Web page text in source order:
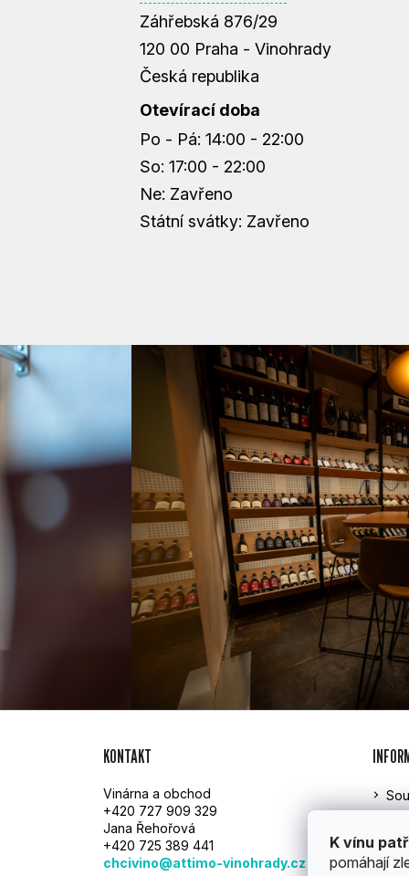
K vínu
pomáhají
Záhřebská 876/29
120 00 Praha - Vinohrady
Česká republika
Otevírací doba
Po - Pá: 14:00 - 22:00
So: 17:00 - 22:00
Ne: Zavřeno
Státní svátky: Zavřeno
KONTAKT
Vinárna a obchod
+420 727 909 329
Jana Řehořová
+420 725 389 441
chcivino@attimo-vinohrady.cz